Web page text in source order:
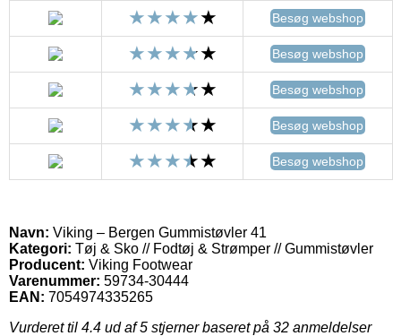
Besøg webshop
Besøg webshop
Besøg webshop
Besøg webshop
Besøg webshop
Navn: Viking – Bergen Gummistøvler 41
Kategori: Tøj & Sko // Fodtøj & Strømper // Gummistøvler
Producent: Viking Footwear
Varenummer: 59734-30444
EAN: 7054974335265
Vurderet til 4.4 ud af 5 stjerner baseret på 32 anmeldelser